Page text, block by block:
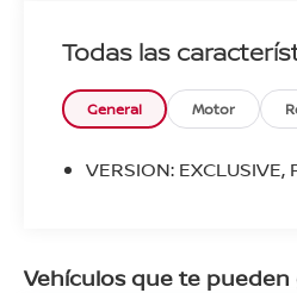
Todas las
General Motor
VERSION: EXCLUSIVE,
Vehículos que te